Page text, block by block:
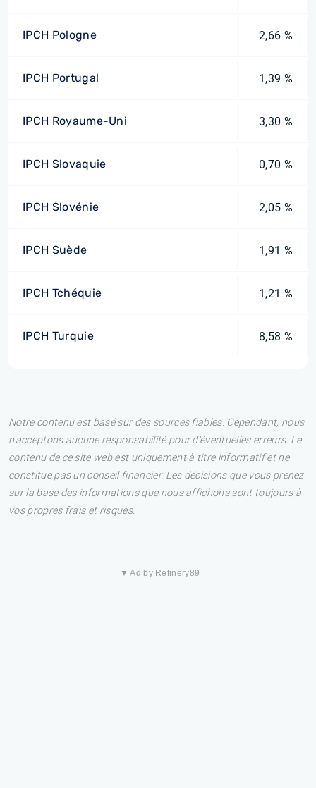
IPCH Pologne 2,66 %
IPCH Portugal 1,39 %
IPCH Royaume-Uni 3,30 %
IPCH Slovaquie 0,70 %
IPCH Slovénie 2,05 %
IPCH Suède 1,91 %
IPCH Tchéquie 1,21 %
IPCH Turquie 8,58 %
Notre contenu est basé sur des sources fiables. Cependant, nous
n'acceptons aucune responsabilité pour d'éventuelles erreurs. Le
contenu de ce site web est uniquement à titre informatif et ne
constitue pas un conseil financier. Les décisions que vous prenez
sur la base des informations que nous affichons sont toujours à
vos propres frais et risques.
▼ Ad by Refinery89